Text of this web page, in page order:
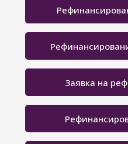
Заявка на